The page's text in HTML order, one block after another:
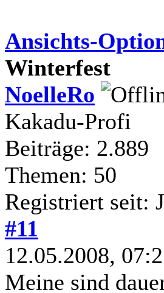
Ansichts-
Winterfest
NoelleRo
Kakadu-Profi
Beiträge: 2.889
Themen: 50
Registriert seit:
#11
12.05.2008,
Meine sind